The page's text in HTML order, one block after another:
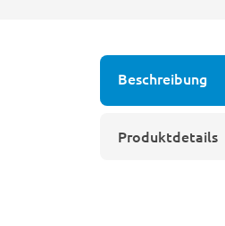
Beschreibung
Produktdetails